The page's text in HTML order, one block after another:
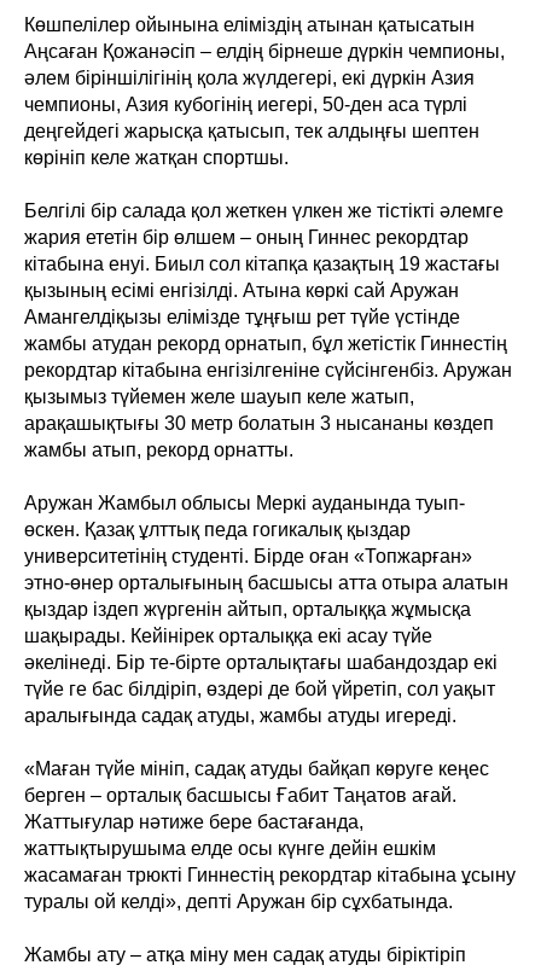
Көшпелілер ойынына еліміздің атынан қатысатын
Аңсаған Қожанәсіп – елдің бірнеше дүркін чемпионы,
әлем біріншілігінің қола жүлдегері, екі дүркін Азия
чемпионы, Азия кубогінің иегері, 50-ден аса түрлі
деңгейдегі жарысқа қатысып, тек алдыңғы шептен
көрініп келе жатқан спортшы.
Белгілі бір салада қол жеткен үлкен же тістікті әлемге
жария ететін бір өлшем – оның Гиннес рекордтар
кітабына енуі. Биыл сол кітапқа қазақтың 19 жастағы
қызының есімі енгізілді. Атына көркі сай Аружан
Амангелдіқызы елімізде тұңғыш рет түйе үстінде
жамбы атудан рекорд орнатып, бұл жетістік Гиннестің
рекордтар кітабына енгізілгеніне сүйсінгенбіз. Аружан
қызымыз түйемен желе шауып келе жатып,
арақашықтығы 30 метр болатын 3 нысананы көздеп
жамбы атып, рекорд орнатты.
Аружан Жамбыл облысы Меркі ауданында туып-
өскен. Қазақ ұлттық педа гогикалық қыздар
университетінің студенті. Бірде оған «Топжарған»
этно-өнер орталығының басшысы атта отыра алатын
қыздар іздеп жүргенін айтып, орталыққа жұмысқа
шақырады. Кейінірек орталыққа екі асау түйе
әкелінеді. Бір те-бірте орталықтағы шабандоздар екі
түйе ге бас білдіріп, өздері де бой үйретіп, сол уақыт
аралығында садақ атуды, жамбы атуды игереді.
«Маған түйе мініп, садақ атуды байқап көруге кеңес
берген – орталық басшысы Ғабит Таңатов ағай.
Жаттығулар нәтиже бере бастағанда,
жаттықтырушыма елде осы күнге дейін ешкім
жасамаған трюкті Гиннестің рекордтар кітабына ұсыну
туралы ой келді», депті Аружан бір сұхбатында.
Жамбы ату – атқа міну мен садақ атуды біріктіріп